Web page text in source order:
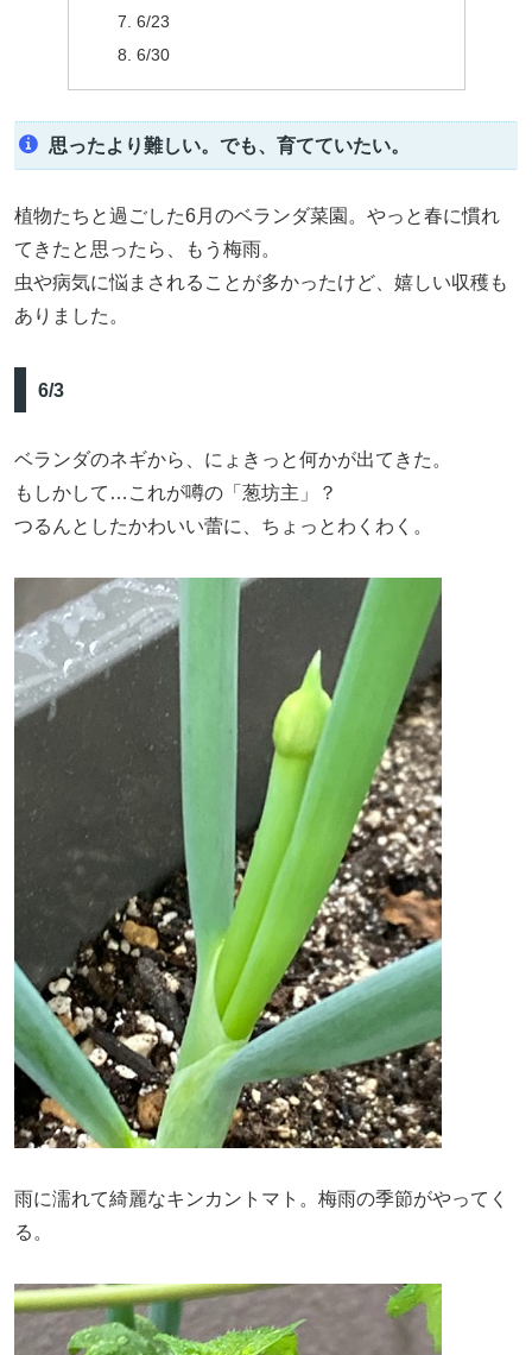
6/23
6/30
思ったより難しい。でも、育てていたい。
植物たちと過ごした6月のベランダ菜園。やっと春に慣れ
てきたと思ったら、もう梅雨。
虫や病気に悩まされることが多かったけど、嬉しい収穫も
ありました。
6/3
ベランダのネギから、にょきっと何かが出てきた。
もしかして…これが噂の「葱坊主」？
つるんとしたかわいい蕾に、ちょっとわくわく。
雨に濡れて綺麗なキンカントマト。梅雨の季節がやってく
る。